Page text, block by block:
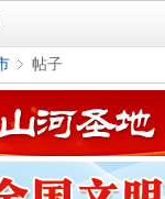
›
帖子